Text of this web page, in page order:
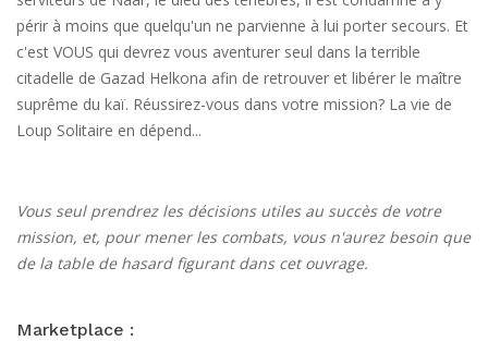
périr à moins que quelqu'un ne parvienne à lui porter secours. Et
c'est VOUS qui devrez vous aventurer seul dans la terrible
citadelle de Gazad Helkona afin de retrouver et libérer le maître
suprême du kaï. Réussirez-vous dans votre mission? La vie de
Loup Solitaire en dépend...
Vous seul prendrez les décisions utiles au succès de votre
mission, et, pour mener les combats, vous n'aurez besoin que
de la table de hasard figurant dans cet ouvrage.
Marketplace :